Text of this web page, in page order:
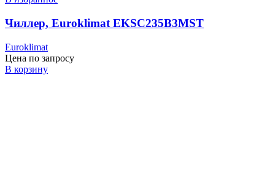
Чиллер, Euroklimat EKSC235B3MST
Euroklimat
Цена по запросу
В корзину